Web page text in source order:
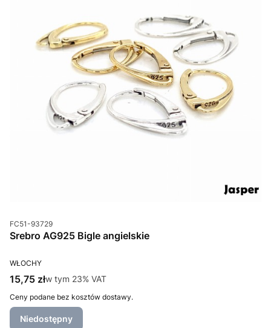
Kod produktu
FC51-93729
Srebro AG925 Bigle angielskie
PRODUCENT
WŁOCHY
Cena brutto
15,75 złw tym %s VAT
w tym 23% VAT
Ceny podane bez kosztów dostawy.
Niedostępny